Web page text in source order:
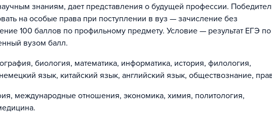
знаниям, дает представления о будущей профессии.
на особые права при поступлении в вуз — зачисление без
100 баллов по профильному предмету. Условие — результат ЕГЭ по
вузом балл.
биология, математика, информатика, история, филология,
язык, китайский язык, английский язык, обществознание,
международные отношения, экономика, химия, политология,
.